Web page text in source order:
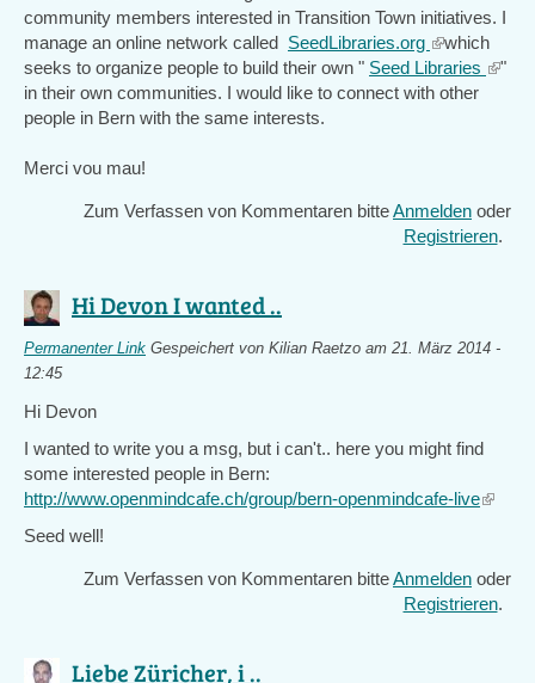
community members interested in Transition Town initiatives. I
manage an online network called SeedLibraries.org (link
is
external)
which
seeks to organize people to build their own " Seed Libraries (link
"
in their own communities. I would like to connect with other
people in Bern with the same interests.
Merci vou mau!
Zum Verfassen von Kommentaren bitteAnmelden oder
Registrieren.
Hi Devon I wanted ..
Permanenter Link Gespeichert von Kilian Raetzo am 21. März 2014 -
12:45
Hi Devon
I wanted to write you a msg, but i can't.. here you might find
some interested people in Bern:
http://www.openmindcafe.ch/group/bern-openmindcafe-live(link
Seed well!
Zum Verfassen von Kommentaren bitteAnmelden oder
Registrieren.
Liebe Züricher, i ..